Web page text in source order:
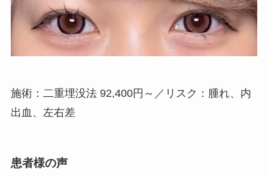
施術：二重埋没法 92,400円～／リスク：腫れ、内
出血、左右差
患者様の声